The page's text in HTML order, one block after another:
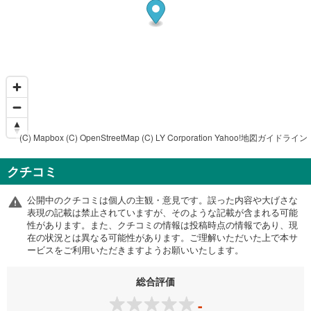
(C) Mapbox (C) OpenStreetMap (C) LY Corporation Yahoo!地図ガイドライン
クチコミ
公開中のクチコミは個人の主観・意見です。誤った内容や大げさな
表現の記載は禁止されていますが、そのような記載が含まれる可能
性があります。また、クチコミの情報は投稿時点の情報であり、現
在の状況とは異なる可能性があります。ご理解いただいた上で本サ
ービスをご利用いただきますようお願いいたします。
総合評価
-